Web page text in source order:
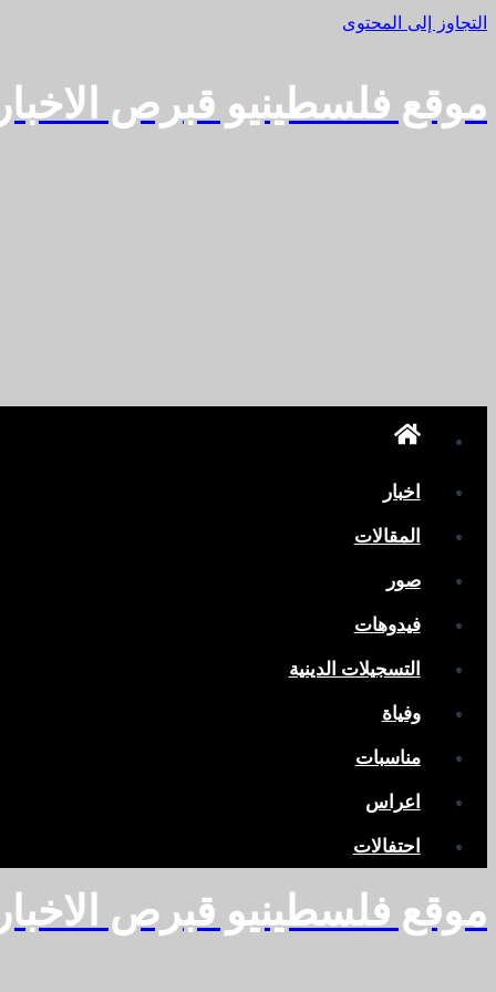
التجاوز إلى المحتوى
موقع فلسطينيو قبرص
اخبار
المقالات
صور
فيدوهات
التسجيلات الدينية
وفياة
مناسبات
اعراس
احتفالات
موقع فلسطينيو قبرص